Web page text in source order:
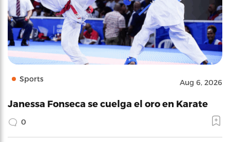
Sports Aug 6, 2026
Janessa Fonseca se cuelga el oro en Karate
0